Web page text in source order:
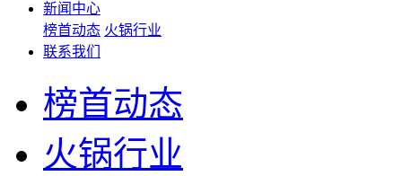
新闻中心
榜首动态 火锅行业
联系我们
榜首动态
火锅行业